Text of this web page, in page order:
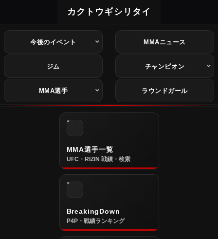
カクトウギシリタイ
今後のイベント MMAニュース
ジム チャンピオン
MMA選手 ラウンドガール
MMA選手一覧
UFC・RIZIN 戦績・検索
BreakingDown
P4P・戦績ランキング